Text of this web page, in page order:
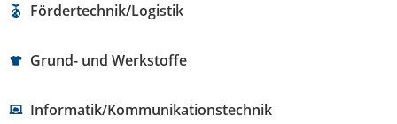
Fördertechnik/Logistik
Grund- und Werkstoffe
Informatik/Kommunikationstechnik